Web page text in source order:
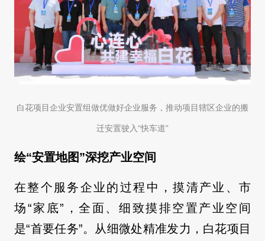
白花项目企业安置组做优做好企业服务，推动项目辖区企业的搬
迁安置驶入“快车道”
绘“安置地图”深挖产业空间
在整个服务企业的过程中，摸清产业、市
场“家底”，全面、细致摸排空置产业空间
是“首要任务”。从细微处精准发力，白花项目